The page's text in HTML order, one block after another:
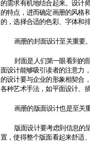
的需求有机地结合起来。设计
的特点，进而确定画册的风格
的，选择合适的色彩、字体和
画册的封面设计至关重要。
封面是人们第一眼看到的
面设计能够吸引读者的注意力
的设计要与企业的形象相契合
各种艺术手法，如平面设计、
画册的版面设计也是至关
版面设计要考虑到信息的
置，使得整个版面看起来舒适